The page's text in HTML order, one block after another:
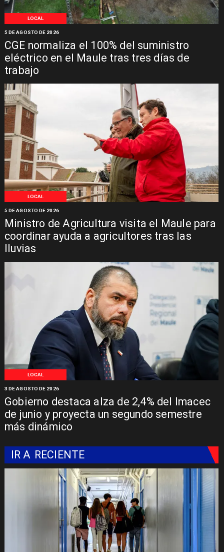
LOCAL
CGE normaliza el 100% del suministro
eléctrico en el Maule tras tres días de
trabajo
5 DE AGOSTO DE 2026
LOCAL
Ministro de Agricultura visita el Maule para
coordinar ayuda a agricultores tras las
lluvias
5 DE AGOSTO DE 2026
LOCAL
Gobierno destaca alza de 2,4% del Imacec
de junio y proyecta un segundo semestre
más dinámico
3 DE AGOSTO DE 2026
IR A RECIENTE